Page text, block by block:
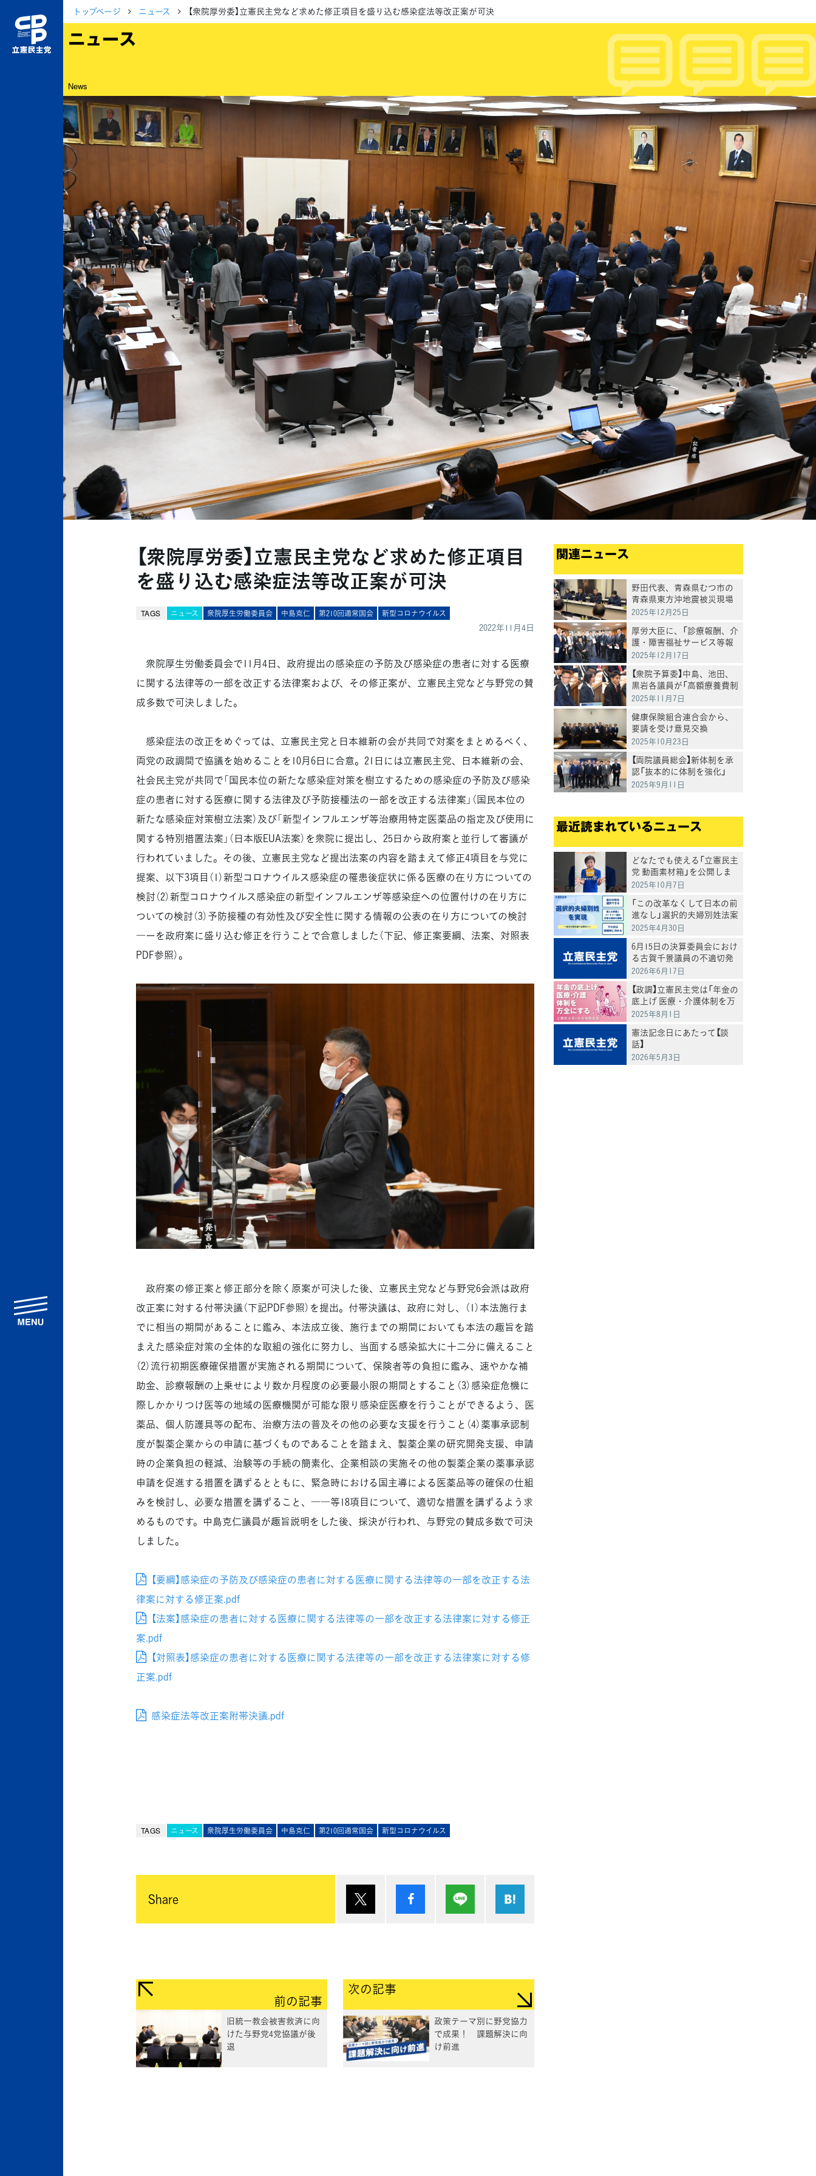
トップページ ニュース 【衆院厚労委】立憲民主党など求めた修正項目を盛り込む感染症法等改正案が可決
ニュース
News
【衆院厚労委】立憲民主党など求めた修正項目
を盛り込む感染症法等改正案が可決
TAGS ニュース 衆院厚生労働委員会 中島克仁 第210回通常国会 新型コロナウイルス
2022年11月4日
衆院厚生労働委員会で11月4日、政府提出の感染症の予防及び感染症の患者に対する医療
に関する法律等の一部を改正する法律案および、その修正案が、立憲民主党など与野党の賛
成多数で可決しました。
感染症法の改正をめぐっては、立憲民主党と日本維新の会が共同で対案をまとめるべく、
両党の政調間で協議を始めることを10月6日に合意。21日には立憲民主党、日本維新の会、
社会民主党が共同で「国民本位の新たな感染症対策を樹立するための感染症の予防及び感染
症の患者に対する医療に関する法律及び予防接種法の一部を改正する法律案」（国民本位の
新たな感染症対策樹立法案）及び「新型インフルエンザ等治療用特定医薬品の指定及び使用に
関する特別措置法案」（日本版EUA法案）を衆院に提出し、25日から政府案と並行して審議が
行われていました。その後、立憲民主党など提出法案の内容を踏まえて修正4項目を与党に
提案、以下3項目（1）新型コロナウイルス感染症の罹患後症状に係る医療の在り方についての
検討（2）新型コロナウイルス感染症の新型インフルエンザ等感染症への位置付けの在り方に
ついての検討（3）予防接種の有効性及び安全性に関する情報の公表の在り方についての検討
―ーを政府案に盛り込む修正を行うことで合意しました（下記、修正案要綱、法案、対照表
PDF参照）。
政府案の修正案と修正部分を除く原案が可決した後、立憲民主党など与野党6会派は政府
改正案に対する付帯決議（下記PDF参照）を提出。付帯決議は、政府に対し、（1）本法施行ま
でに相当の期間があることに鑑み、本法成立後、施行までの期間においても本法の趣旨を踏
まえた感染症対策の全体的な取組の強化に努力し、当面する感染拡大に十二分に備えること
（2）流行初期医療確保措置が実施される期間について、保険者等の負担に鑑み、速やかな補
助金、診療報酬の上乗せにより数か月程度の必要最小限の期間とすること（3）感染症危機に
際しかかりつけ医等の地域の医療機関が可能な限り感染症医療を行うことができるよう、医
薬品、個人防護具等の配布、治療方法の普及その他の必要な支援を行うこと（4）薬事承認制
度が製薬企業からの申請に基づくものであることを踏まえ、製薬企業の研究開発支援、申請
時の企業負担の軽減、治験等の手続の簡素化、企業相談の実施その他の製薬企業の薬事承認
申請を促進する措置を講ずるとともに、緊急時における国主導による医薬品等の確保の仕組
みを検討し、必要な措置を講ずること、――等18項目について、適切な措置を講ずるよう求
めるものです。中島克仁議員が趣旨説明をした後、採決が行われ、与野党の賛成多数で可決
しました。
【要綱】感染症の予防及び感染症の患者に対する医療に関する法律等の一部を改正する法
律案に対する修正案.pdf
【法案】感染症の患者に対する医療に関する法律等の一部を改正する法律案に対する修正
案.pdf
【対照表】感染症の患者に対する医療に関する法律等の一部を改正する法律案に対する修
正案.pdf
感染症法等改正案附帯決議.pdf
TAGS ニュース 衆院厚生労働委員会 中島克仁 第210回通常国会 新型コロナウイルス
Share シェア Lineで送る
前の記事
旧統一教会被害救済に向
けた与野党4党協議が後
退
次の記事
政策テーマ別に野党協力
で成果！ 課題解決に向
け前進
関連ニュース
野田代表、青森県むつ市の
青森県東方沖地震被災現場
を視察 ― 病院機能の早期復
2025年12月25日
厚労大臣に、「診療報酬、介
護・障害福祉サービス等報
酬の引き上げを求める要請」
2025年12月17日
【衆院予算委】中島、池田、
黒岩各議員が「高額療養費制
度、クマ被害対策、議員定
2025年11月7日
健康保険組合連合会から、
要請を受け意見交換
2025年10月23日
【両院議員総会】新体制を承
認「抜本的に体制を強化」
2025年9月11日
最近読まれているニュース
どなたでも使える「立憲民主
党 動画素材箱」を公開しま
した
2025年10月7日
「この改革なくして日本の前
進なし」選択的夫婦別姓法案
を提出
2025年4月30日
6月15日の決算委員会におけ
る古賀千景議員の不適切発
言と処分について
2026年6月17日
【政調】立憲民主党は「年金の
底上げ 医療・介護体制を万
全にする」
2025年8月1日
憲法記念日にあたって【談
話】
2026年5月3日